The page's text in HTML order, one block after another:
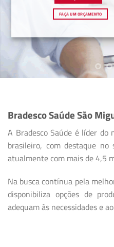
FAÇA UM ORÇAMENTO
Bradesco Saúde São
A Bradesco Saúde é líder do
brasileiro, com destaque no
atualmente com mais de 4,5
Na busca contínua pela
disponibiliza opções de
adequam às necessidades e